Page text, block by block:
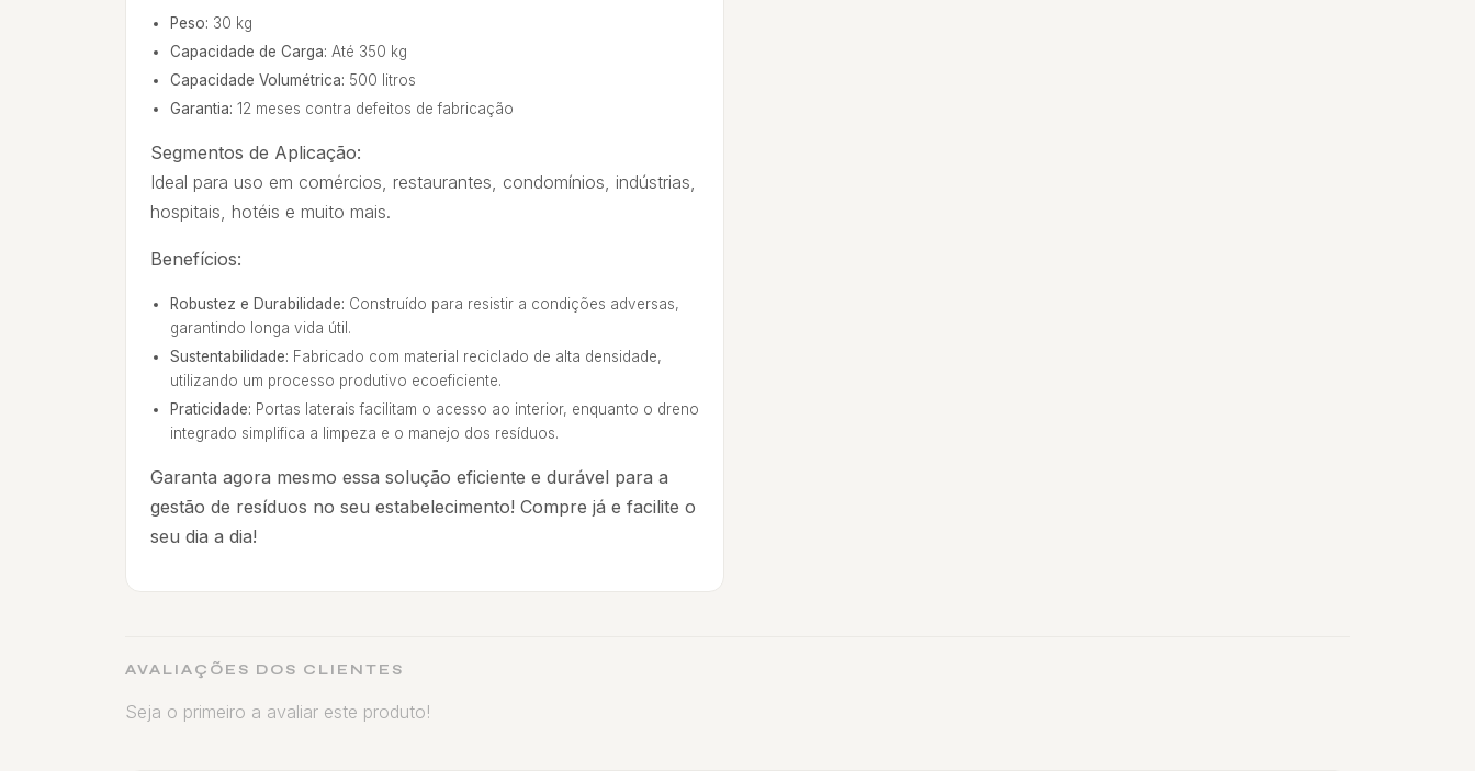
Peso: 30 kg
Capacidade de Carga: Até 350 kg
Capacidade Volumétrica: 500 litros
Garantia: 12 meses contra defeitos de fabricação
Segmentos de Aplicação:
Ideal para uso em comércios, restaurantes, condomínios, indústrias,
hospitais, hotéis e muito mais.
Benefícios:
Robustez e Durabilidade: Construído para resistir a condições adversas,
garantindo longa vida útil.
Sustentabilidade: Fabricado com material reciclado de alta densidade,
utilizando um processo produtivo ecoeficiente.
Praticidade: Portas laterais facilitam o acesso ao interior, enquanto o dreno
integrado simplifica a limpeza e o manejo dos resíduos.
Garanta agora mesmo essa solução eficiente e durável para a
gestão de resíduos no seu estabelecimento! Compre já e facilite o
seu dia a dia!
AVALIAÇÕES DOS CLIENTES
Seja o primeiro a avaliar este produto!